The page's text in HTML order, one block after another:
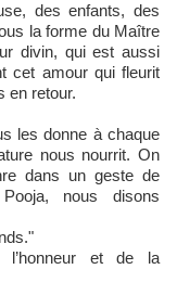
des enfants, des
la forme du Maître
divin, qui est aussi
cet amour qui fleurit
en retour.
les donne à chaque
nous nourrit. On
dans un geste de
nous disons
et de la